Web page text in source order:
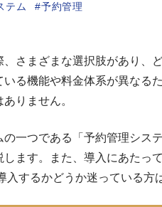
テム
予約管理
さまざまな選択肢があり、
いる機能や料金体系が異なる
りません。
一つである「予約管理シス
します。また、導入にあたっ
入するかどうか迷っている方